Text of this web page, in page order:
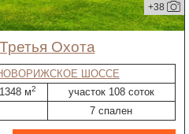
+38
Охота
ШОССЕ
м2
участок 108 соток
7 спален